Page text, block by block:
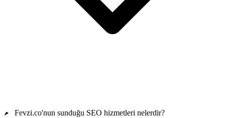
Fevzi.co'nun sunduğu SEO hizmetleri nelerdir?